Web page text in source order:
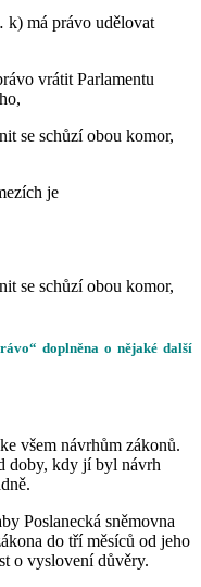
k) má právo udělovat
vrátit Parlamentu
se schůzí obou komor,
je
se schůzí obou komor,
doplněna o nějaké další
všem návrhům zákonů.
doby, kdy jí byl návrh
Poslanecká sněmovna
do tří měsíců od jeho
o vyslovení důvěry.